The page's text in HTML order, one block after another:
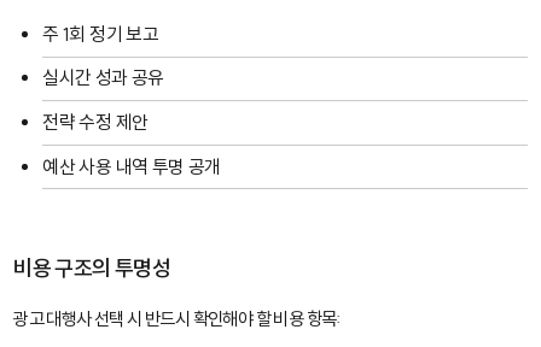
주 1회 정기 보고
실시간 성과 공유
전략 수정 제안
예산 사용 내역 투명 공개
비용 구조의 투명성
광고 대행사 선택 시 반드시 확인해야 할 비용 항목: